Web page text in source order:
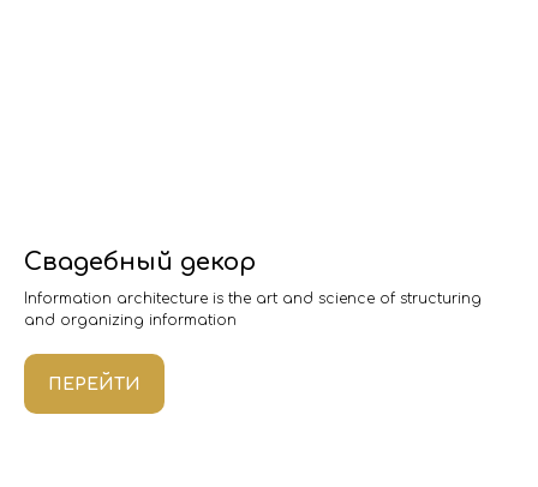
Свадебный декор
Information architecture is the art and science of structuring
and organizing information
ПЕРЕЙТИ